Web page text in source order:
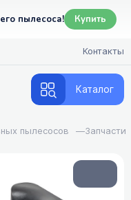
пылесоса! Купить
Контакты
Каталог
пылесосов —Запчасти